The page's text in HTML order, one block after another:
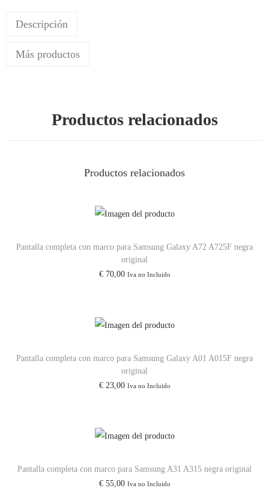
Descripción
Más productos
Productos relacionados
Productos relacionados
Pantalla completa con marco para Samsung Galaxy A72 A725F negra
original
€70,00 Iva no Incluido
Pantalla completa con marco para Samsung Galaxy A01 A015F negra
original
€23,00 Iva no Incluido
Pantalla completa con marco para Samsung A31 A315 negra original
€55,00 Iva no Incluido